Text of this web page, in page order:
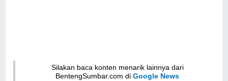
Silakan baca konten menarik lainnya dari
BentengSumbar.com diGoogle News